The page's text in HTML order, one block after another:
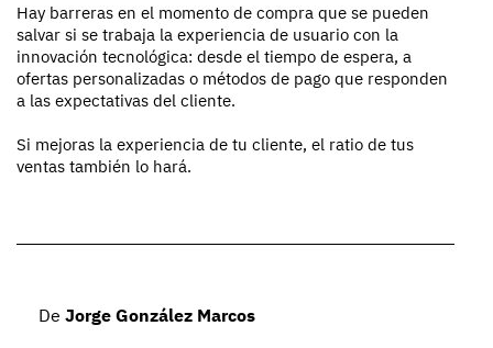
Hay barreras en el momento de compra que se pueden
salvar si se trabaja la experiencia de usuario con la
innovación tecnológica: desde el tiempo de espera, a
ofertas personalizadas o métodos de pago que responden
a las expectativas del cliente.
Si mejoras la experiencia de tu cliente, el ratio de tus
ventas también lo hará.
De Jorge González Marcos